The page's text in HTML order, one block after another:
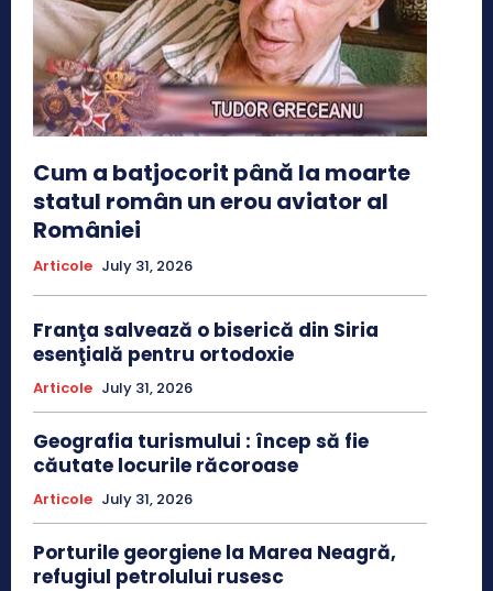
Cum a batjocorit până la moarte
statul român un erou aviator al
României
Articole July 31, 2026
Franţa salvează o biserică din Siria
esenţială pentru ortodoxie
Articole July 31, 2026
Geografia turismului : încep să fie
căutate locurile răcoroase
Articole July 31, 2026
Porturile georgiene la Marea Neagră,
refugiul petrolului rusesc